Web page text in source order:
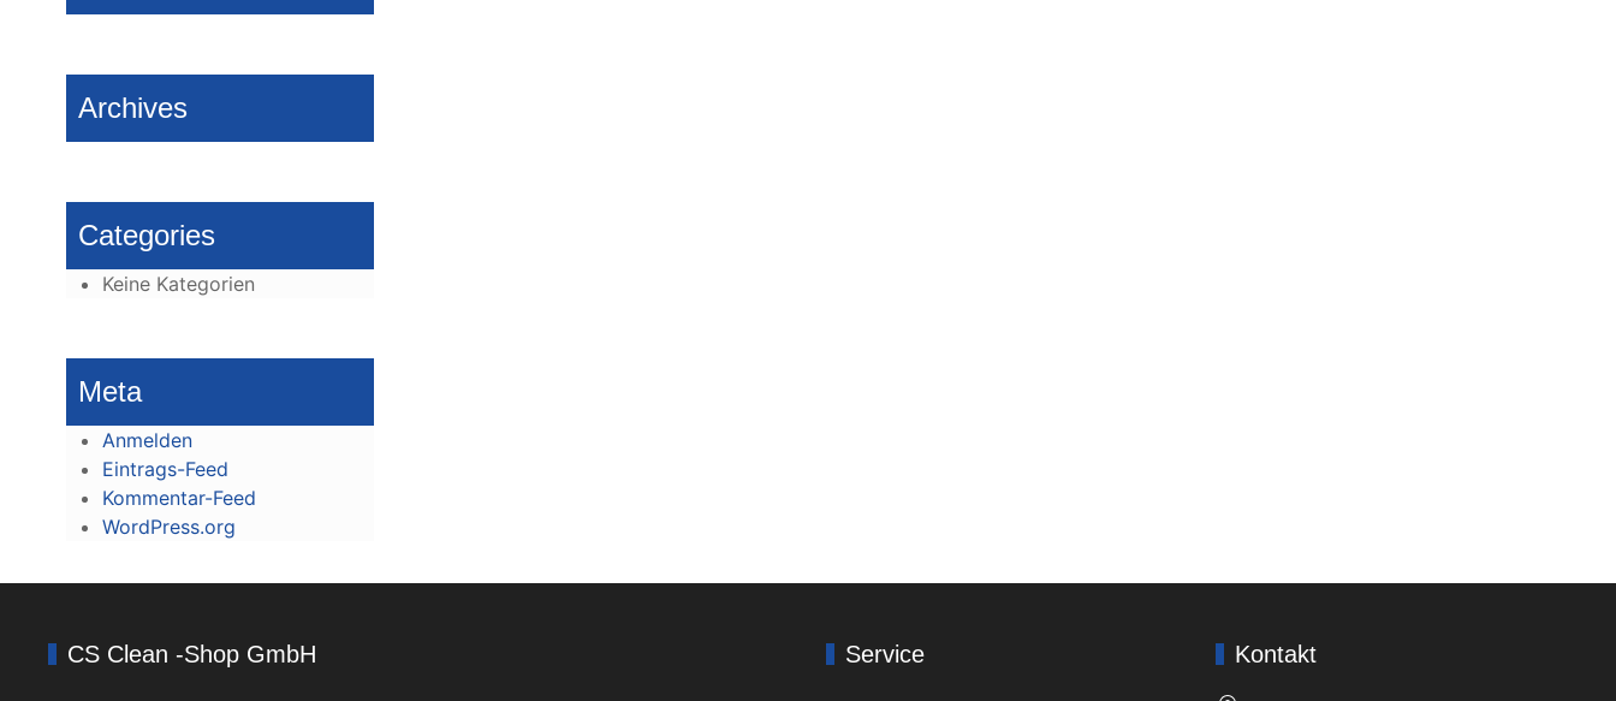
Archives
Categories
Keine Kategorien
Meta
Anmelden
Eintrags-Feed
Kommentar-Feed
WordPress.org
CS Clean -Shop GmbH Service Kontakt